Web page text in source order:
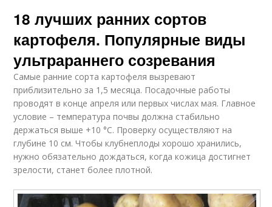
18 лучших ранних сортов
картофеля. Популярные виды
ультрараннего созревания
Самые ранние сорта картофеля вызревают
приблизительно за 1,5 месяца. Посадочные работы
проводят в конце апреля или первых числах мая. Главное
условие – температура почвы должна стабильно
держаться выше +10 °C. Проверку осуществляют на
глубине 10 см. Чтобы клубнеплоды хорошо хранились,
нужно обязательно дождаться, когда кожица достигнет
зрелости, станет более плотной.